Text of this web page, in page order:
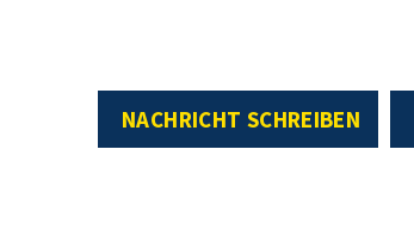
NACHRICHT SCHREIBEN